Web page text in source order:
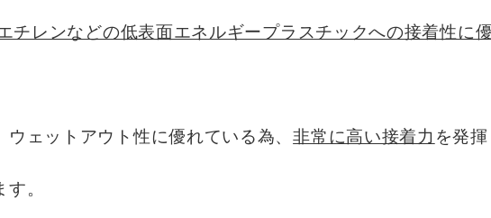
チレンなどの低表面エネルギープラスチックへの接着性に
ェットアウト性に優れている為、非常に高い接着力 を発揮
。